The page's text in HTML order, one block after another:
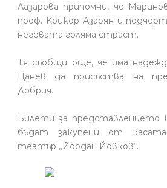
Лазарова припомни, че
проф. Крикор Азарян и
неговата голяма страст.
Тя съобщи още, че има
Цанев да присъства на
Добрич.
Билети за представлението
бъдат закупени от
театър „Йордан Йовков“.